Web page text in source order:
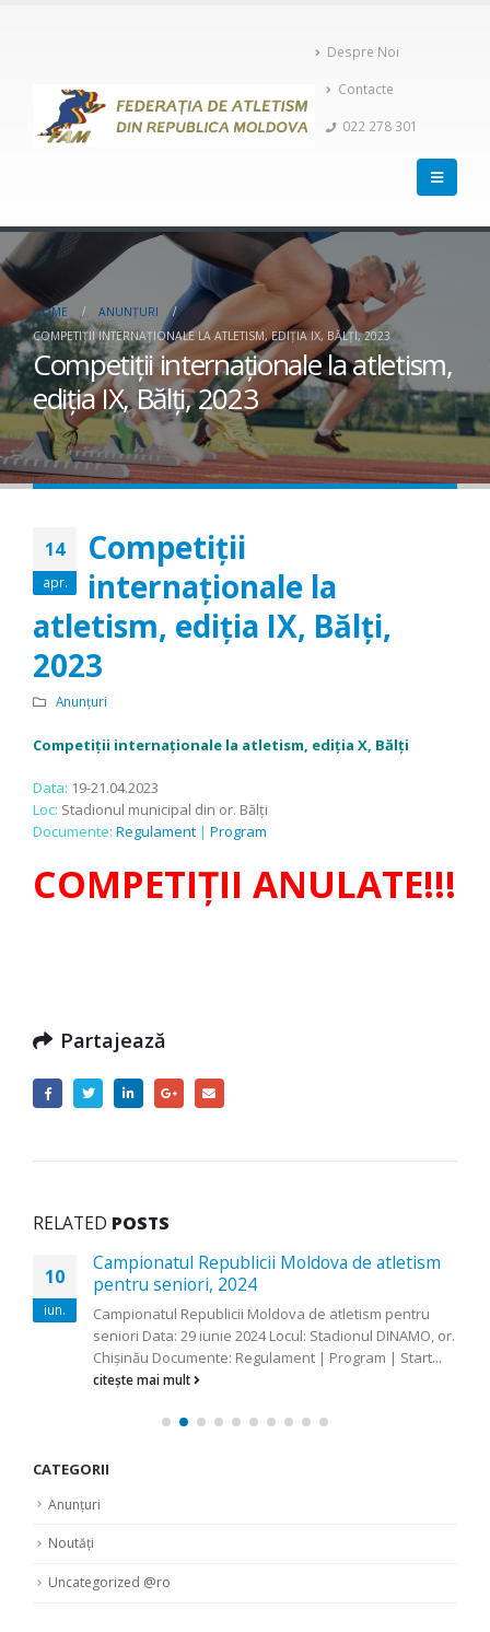
Despre Noi
Contacte
022 278 301
HOME
ANUNȚURI
COMPETIȚII INTERNAȚIONALE LA ATLETISM, EDIȚIA IX, BĂLȚI, 2023
Competiții internaționale la atletism,
ediția IX, Bălți, 2023
14
apr.
Competiții
internaționale la
atletism, ediția IX, Bălți,
2023
Anunțuri
Competiții internaționale la atletism, ediția X, Bălți
Data: 19-21.04.2023
Loc: Stadionul municipal din or. Bălți
Documente: Regulament | Program
COMPETIȚII ANULATE!!!
Partajează
RELATED POSTS
10
iun.
Campionatul Republicii Moldova de atletism
pentru seniori, 2024
Campionatul Republicii Moldova de atletism pentru
seniori Data: 29 iunie 2024 Locul: Stadionul DINAMO, or.
Chişinău Documente: Regulament | Program | Start...
citește mai mult
CATEGORII
Anunțuri
Noutăți
Uncategorized @ro